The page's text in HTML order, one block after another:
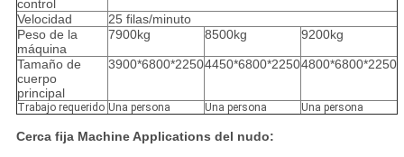
control
Velocidad
25 filas/minuto
Peso de la
máquina
7900kg 8500kg 9200kg
Tamaño de
cuerpo
principal
3900*6800*22504450*6800*22504800*6800*2250
Trabajo requerido Una persona Una persona Una persona
Cerca fija Machine Applications del nudo: